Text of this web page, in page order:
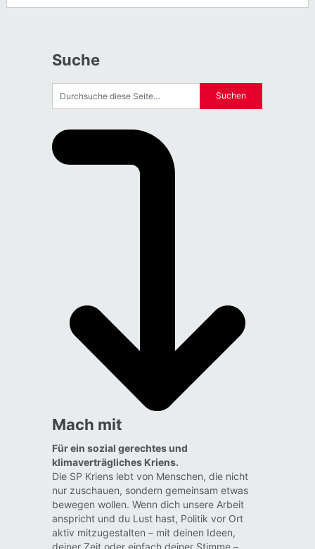
Suche
Mach mit
Für ein sozial gerechtes und
klimaverträgliches Kriens.
Die SP Kriens lebt von Menschen, die nicht
nur zuschauen, sondern gemeinsam etwas
bewegen wollen. Wenn dich unsere Arbeit
anspricht und du Lust hast, Politik vor Ort
aktiv mitzugestalten – mit deinen Ideen,
deiner Zeit oder einfach deiner Stimme –